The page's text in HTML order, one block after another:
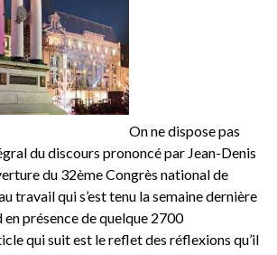
On ne dispose pas
du discours prononcé par Jean-Denis
du 32ème Congrès national de
travail qui s’est tenu la semaine dernière
présence de quelque 2700
qui suit est le reflet des réflexions qu’il